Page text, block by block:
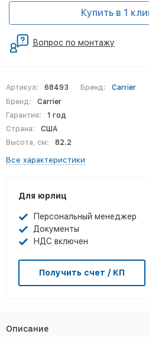
Артикул: 68493 Бренд:
Carrier
Бренд:
Carrier
Гарантия:
1 год
Страна:
США
Высота, см:
82.2
Все характеристики
Для юрлиц
Персональный менеджер
Документы
НДС включен
Получить счет / КП
Купить в 1
Вопрос по монтажу
Описание